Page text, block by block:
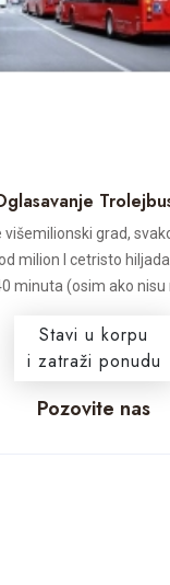
višemilionski grad,
milion I cetristo
minuta (osim ako nisu
Stavi u korpu
i zatraži ponudu
Pozovite nas